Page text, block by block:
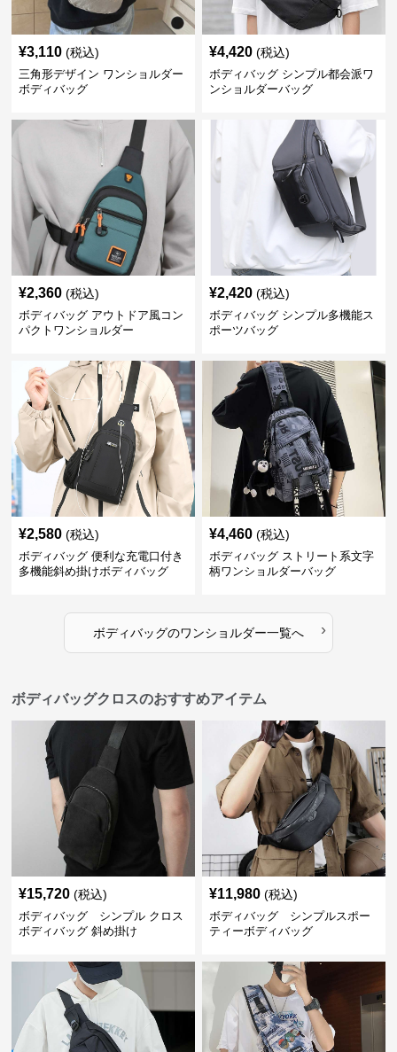
¥3,110 (税込)
三角形デザイン ワンショルダー
ボディバッグ
¥4,420 (税込)
ボディバッグ シンプル都会派ワ
ンショルダーバッグ
¥2,360 (税込)
ボディバッグ アウトドア風コン
パクトワンショルダー
¥2,420 (税込)
ボディバッグ シンプル多機能ス
ポーツバッグ
¥2,580 (税込)
ボディバッグ 便利な充電口付き
多機能斜め掛けボディバッグ
¥4,460 (税込)
ボディバッグ ストリート系文字
柄ワンショルダーバッグ
ボディバッグのワンショルダー一覧へ ›
ボディバッグクロスのおすすめアイテム
¥15,720 (税込)
ボディバッグ シンプル クロス
ボディバッグ 斜め掛け
¥11,980 (税込)
ボディバッグ シンプルスポー
ティーボディバッグ